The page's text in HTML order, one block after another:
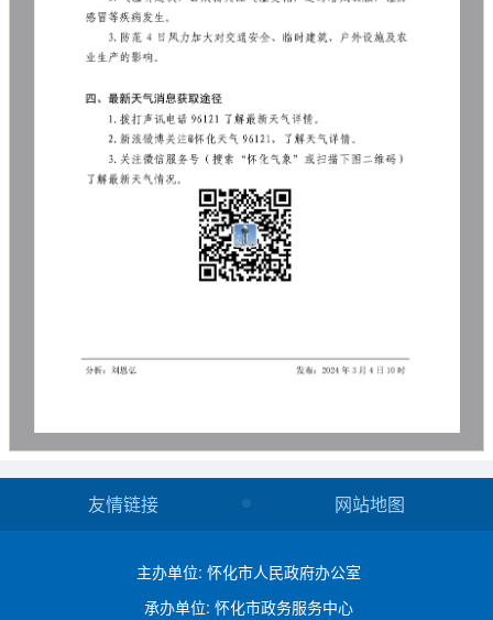
友情链接 网站地图
主办单位: 怀化市人民政府办公室
承办单位: 怀化市政务服务中心